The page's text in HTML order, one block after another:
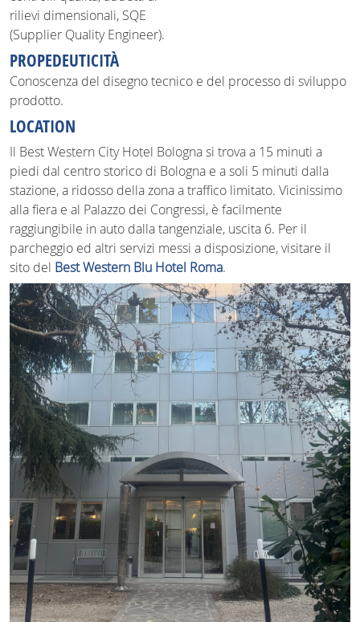
rilievi dimensionali, SQE
(Supplier Quality Engineer).
PROPEDEUTICITÀ
Conoscenza del disegno tecnico e del processo di sviluppo
prodotto.
LOCATION
Il Best Western City Hotel Bologna si trova a 15 minuti a
piedi dal centro storico di Bologna e a soli 5 minuti dalla
stazione, a ridosso della zona a traffico limitato. Vicinissimo
alla fiera e al Palazzo dei Congressi, è facilmente
raggiungibile in auto dalla tangenziale, uscita 6. Per il
parcheggio ed altri servizi messi a disposizione, visitare il
sito del Best Western Blu Hotel Roma.